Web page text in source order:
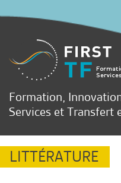
Formation,
Services et Transfert
LITTÉRATURE